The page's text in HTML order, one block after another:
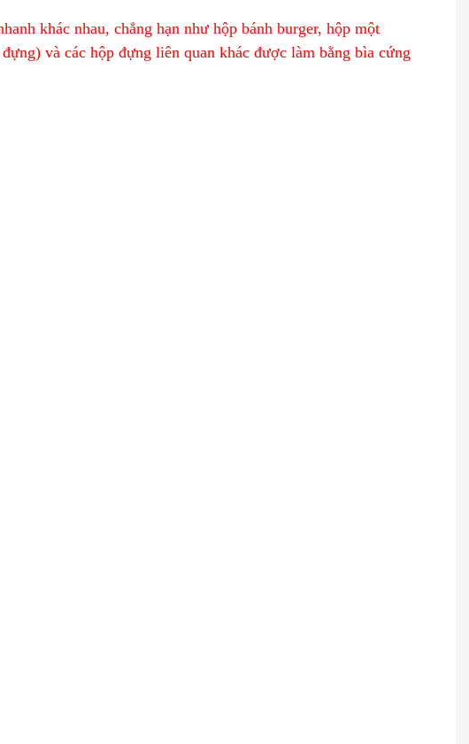
khác nhau, chẳng hạn như hộp bánh burger, hộp một
và các hộp đựng liên quan khác được làm bằng bìa cứng